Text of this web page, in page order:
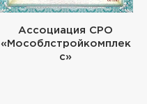
Ассоциация СРО
«Мособлстройкомплек
с»